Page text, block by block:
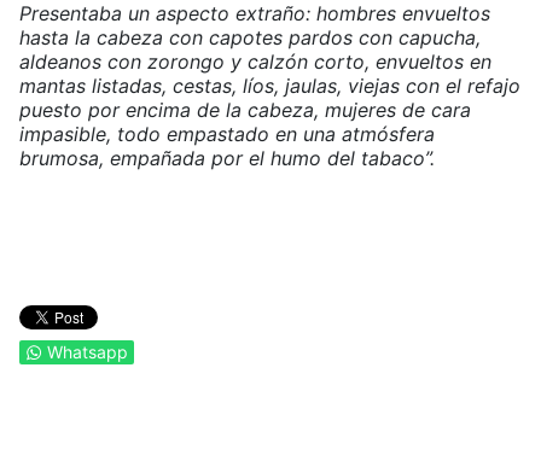
Presentaba un aspecto extraño: hombres envueltos
hasta la cabeza con capotes pardos con capucha,
aldeanos con zorongo y calzón corto, envueltos en
mantas listadas, cestas, líos, jaulas, viejas con el refajo
puesto por encima de la cabeza, mujeres de cara
impasible, todo empastado en una atmósfera
brumosa, empañada por el humo del tabaco”.
Whatsapp